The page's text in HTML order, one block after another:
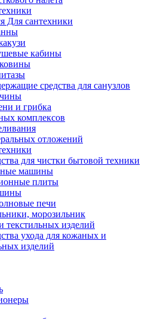
Для сантехники
кабины
средства для санузлов
и грибка
комплексов
отложений
для чистки бытовой техники
машины
плиты
печи
морозильник
текстильных изделий
ухода для кожаных и
изделий